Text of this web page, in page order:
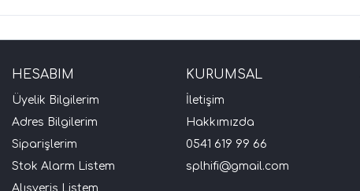
HESABIM
Üyelik Bilgilerim
Adres Bilgilerim
Siparişlerim
Stok Alarm Listem
Alışveriş Listem
KURUMSAL
İletişim
Hakkımızda
0541 619 99 66
splhifi@gmail.com